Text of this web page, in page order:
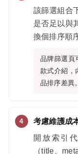
該篩選組合
是否足以與
換個排序順
品牌篩選頁
款式介紹，
品排序差異。
考慮維護成
開放索引
（title、